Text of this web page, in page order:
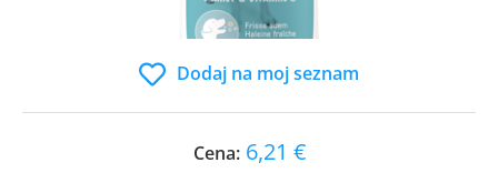
Dodaj na moj seznam
Cena: 6,21 €